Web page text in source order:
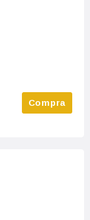
Compra